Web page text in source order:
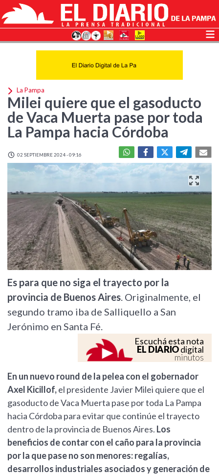
La Pampa
Milei quiere que el gasoducto
de Vaca Muerta pase por toda
La Pampa hacia Córdoba
02 SEPTIEMBRE 2024 - 09:16
Es para que no siga el trayecto por la
provincia de Buenos Aires. Originalmente, el
segundo tramo iba de Salliquello a San
Jerónimo en Santa Fé.
Escuchá esta nota
EL DIARIOdigital
minutos
En un nuevo round de la pelea con el gobernador
Axel Kicillof,el presidente Javier Milei quiere que el
gasoducto de Vaca Muerta pase por toda La Pampa
hacia Córdoba para evitar que continúe el trayecto
dentro de la provincia de Buenos Aires. Los
beneficios de contar con el caño para la provincia
por la que pase no son menores: regalías,
desarrollos industriales asociados y generación de